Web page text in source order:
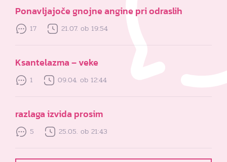
Ponavljajoče gnojne angine pri odraslih
17 21.07. ob 19:54
Ksantelazma – veke
1 09.04. ob 12:44
razlaga izvida prosim
5 25.05. ob 21:43